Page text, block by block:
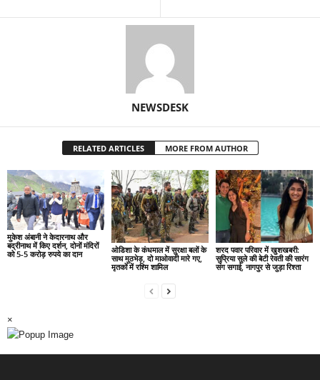
NEWSDESK
RELATED ARTICLES MORE FROM AUTHOR
मुकेश अंबानी ने केदारनाथ और
बद्रीनाथ में किए दर्शन, दोनों मंदिरों
को 5-5 करोड़ रुपये का दान
ओडिशा के कंधमाल में सुरक्षा बलों के
साथ मुठभेड़, दो माओवादी मारे गए,
मृतकों में रश्मि शामिल
शरद पवार परिवार में खुशखबरी:
सुप्रिया सुले की बेटी रेवती की सारंग
संग सगाई, नागपुर से जुड़ा रिश्ता
×